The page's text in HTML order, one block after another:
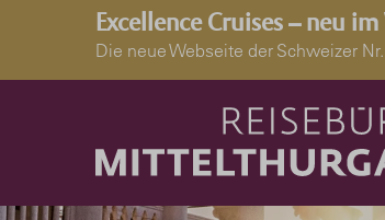
Excellence Cruises – neu
Die neue Webseite der Schweizer